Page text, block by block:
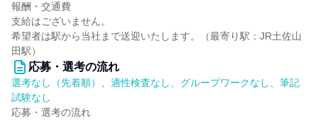
報酬・交通費
支給はございません。
希望者は駅から当社まで送迎いたします。（最寄り駅：JR土佐山
田駅）
応募・選考の流れ
選考なし（先着順）、適性検査なし、グループワークなし、筆記
試験なし
応募・選考の流れ